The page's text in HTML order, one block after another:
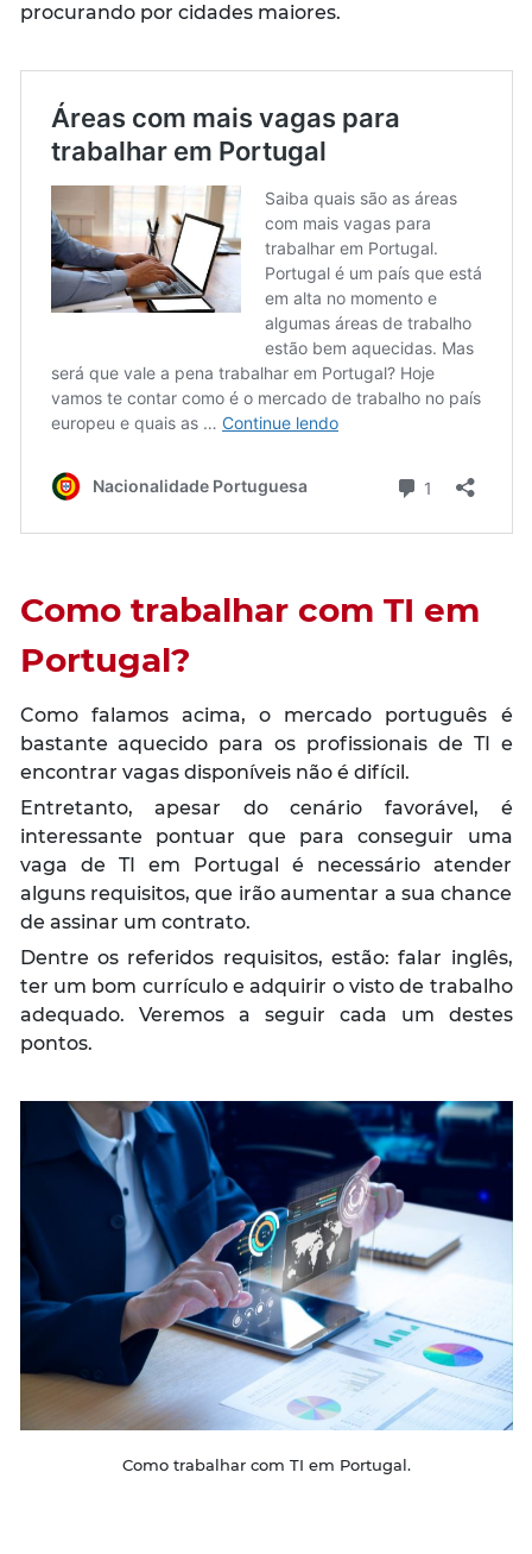
procurando por cidades maiores.
Como trabalhar com TI em
Portugal?
Como falamos acima, o mercado português é
bastante aquecido para os profissionais de TI e
encontrar vagas disponíveis não é difícil.
Entretanto, apesar do cenário favorável, é
interessante pontuar que para conseguir uma
vaga de TI em Portugal é necessário atender
alguns requisitos, que irão aumentar a sua chance
de assinar um contrato.
Dentre os referidos requisitos, estão: falar inglês,
ter um bom currículo e adquirir o visto de trabalho
adequado. Veremos a seguir cada um destes
pontos.
Como trabalhar com TI em Portugal.